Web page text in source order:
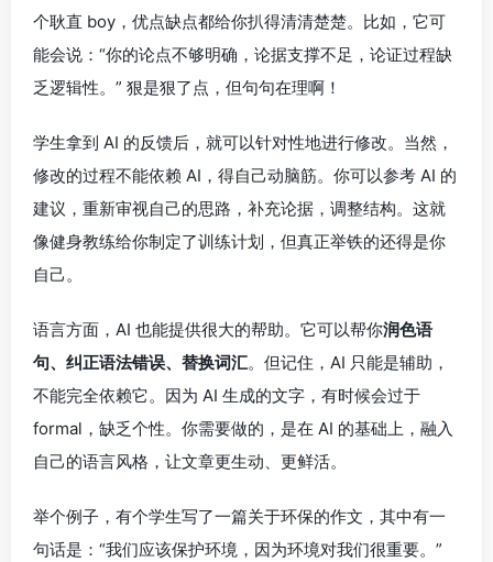
个耿直 boy，优点缺点都给你扒得清清楚楚。比如，它可
能会说：“你的论点不够明确，论据支撑不足，论证过程缺
乏逻辑性。” 狠是狠了点，但句句在理啊！
学生拿到 AI 的反馈后，就可以针对性地进行修改。当然，
修改的过程不能依赖 AI，得自己动脑筋。你可以参考 AI 的
建议，重新审视自己的思路，补充论据，调整结构。这就
像健身教练给你制定了训练计划，但真正举铁的还得是你
自己。
语言方面，AI 也能提供很大的帮助。它可以帮你润色语
句、纠正语法错误、替换词汇。但记住，AI 只能是辅助，
不能完全依赖它。因为 AI 生成的文字，有时候会过于
formal，缺乏个性。你需要做的，是在 AI 的基础上，融入
自己的语言风格，让文章更生动、更鲜活。
举个例子，有个学生写了一篇关于环保的作文，其中有一
句话是：“我们应该保护环境，因为环境对我们很重要。”